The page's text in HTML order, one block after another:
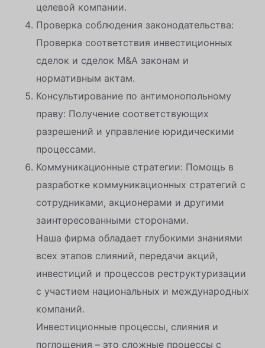
целевой компании.
Проверка соблюдения законодательства:
Проверка соответствия инвестиционных
сделок и сделок M&A законам и
нормативным актам.
Консультирование по антимонопольному
праву: Получение соответствующих
разрешений и управление юридическими
процессами.
Коммуникационные стратегии: Помощь в
разработке коммуникационных стратегий с
сотрудниками, акционерами и другими
заинтересованными сторонами.
Наша фирма обладает глубокими знаниями
всех этапов слияний, передачи акций,
инвестиций и процессов реструктуризации
с участием национальных и международных
компаний.
Инвестиционные процессы, слияния и
поглощения – это сложные процессы с